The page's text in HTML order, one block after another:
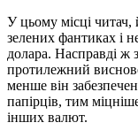
У цьому місці
зелених фантиках і
долара. Насправді ж
протилежний
менше він
папірців, тим
інших валют.